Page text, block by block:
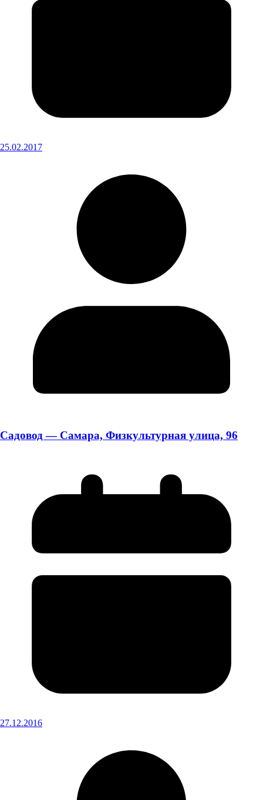
25.02.2017
Садовод — Самара, Физкультурная улица, 96
27.12.2016